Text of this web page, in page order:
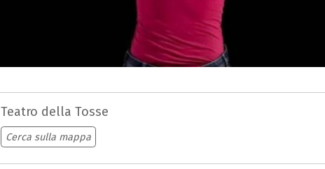
Teatro della Tosse
Cerca sulla mappa